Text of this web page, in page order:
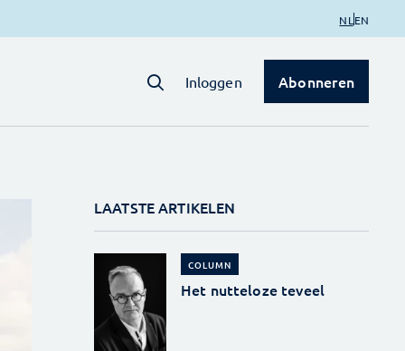
NL EN
Inloggen Abonneren
LAATSTE ARTIKELEN
COLUMN
Het nutteloze teveel